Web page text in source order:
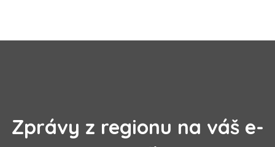
Zprávy z regionu na váš e-